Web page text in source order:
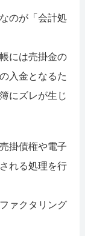
どういう会社？
のが「会計処
には売掛金の
入金となるた
にズレが生じ
掛債権や電子
れる処理を行
ァクタリング